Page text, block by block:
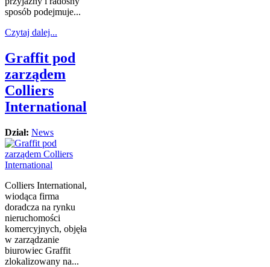
sposób podejmuje...
Czytaj dalej...
Graffit pod
zarządem
Colliers
International
Dział: News
Colliers International,
wiodąca firma
doradcza na rynku
nieruchomości
komercyjnych, objęła
w zarządzanie
biurowiec Graffit
zlokalizowany na...